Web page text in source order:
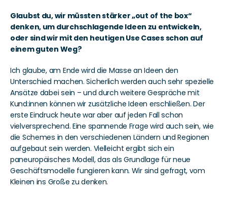
Glaubst du, wir müssten stärker „out of the box“
denken, um durchschlagende Ideen zu entwickeln,
oder sind wir mit den heutigen Use Cases schon auf
einem guten Weg?
Ich glaube, am Ende wird die Masse an Ideen den
Unterschied machen. Sicherlich werden auch sehr spezielle
Ansätze dabei sein – und durch weitere Gespräche mit
Kund:innen können wir zusätzliche Ideen erschließen. Der
erste Eindruck heute war aber auf jeden Fall schon
vielversprechend. Eine spannende Frage wird auch sein, wie
die Schemes in den verschiedenen Ländern und Regionen
aufgebaut sein werden. Vielleicht ergibt sich ein
paneuropäisches Modell, das als Grundlage für neue
Geschäftsmodelle fungieren kann. Wir sind gefragt, vom
Kleinen ins Große zu denken.